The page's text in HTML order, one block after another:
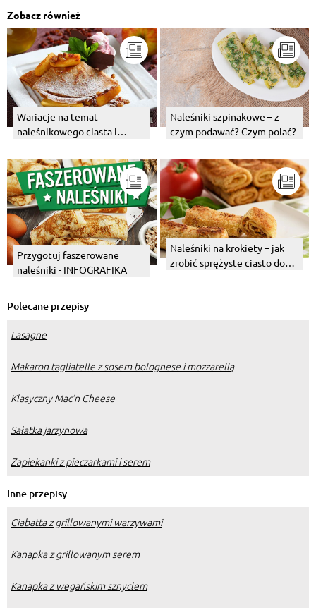
Zobacz również
Wariacje na temat
naleśnikowego ciasta i
cynamonowymi jabłkami
Naleśniki szpinakowe – z
czym podawać? Czym polać?
Przygotuj faszerowane
naleśniki - INFOGRAFIKA
Naleśniki na krokiety – jak
zrobić sprężyste ciasto do
Polecane przepisy
Lasagne
Makaron tagliatelle z sosem bolognese i mozzarellą
Klasyczny Mac’n Cheese
Sałatka jarzynowa
Zapiekanki z pieczarkami i serem
Inne przepisy
Ciabatta z grillowanymi warzywami
Kanapka z grillowanym serem
Kanapka z wegańskim sznyclem